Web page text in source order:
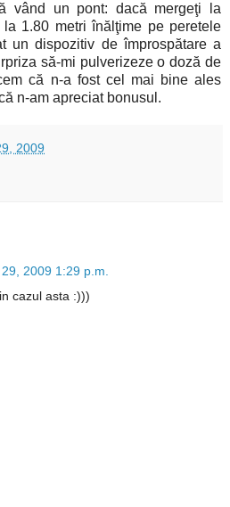
vând un pont: dacă mergeţi la
1.80 metri înălţime pe peretele
un dispozitiv de împrospătare a
să-mi pulverizeze o doză de
că n-a fost cel mai bine ales
n-am apreciat bonusul.
2009
2009 1:29 p.m.
cazul asta :)))